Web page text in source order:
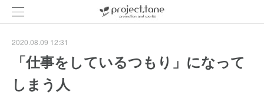
2020.08.09 12:31
「仕事をしているつもり」になって
しまう人